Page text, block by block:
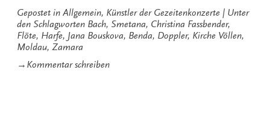
Gepostet in Allgemein, Künstler der Gezeitenkonzerte
Unter
den Schlagworten Bach, Smetana, Christina Fassbender,
Flöte, Harfe, Jana Bouskova, Benda, Doppler, Kirche Völlen,
Moldau, Zamara
→ Kommentar schreibenzu